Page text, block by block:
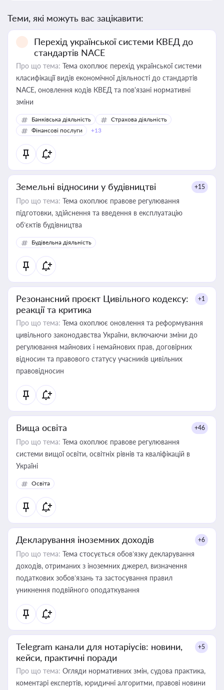
Теми, які можуть вас зацікавити:
Перехід української системи КВЕД до
стандартів NACE
Про що тема: Тема охоплює перехід української системи
класифікації видів економічної діяльності до стандартів
NACE, оновлення кодів КВЕД та пов'язані нормативні
зміни
Банківська діяльність
Страхова діяльність
Фінансові послуги
+13
Земельні відносини у будівництві +15
Про що тема: Тема охоплює правове регулювання
підготовки, здійснення та введення в експлуатацію
об’єктів будівництва
Будівельна діяльність
Резонансний проєкт Цивільного кодексу:
реакції та критика
+1
Про що тема: Тема охоплює оновлення та реформування
цивільного законодавства України, включаючи зміни до
регулювання майнових і немайнових прав, договірних
відносин та правового статусу учасників цивільних
правовідносин
Вища освіта +46
Про що тема: Тема охоплює правове регулювання
системи вищої освіти, освітніх рівнів та кваліфікацій в
Україні
Освіта
Декларування іноземних доходів +6
Про що тема: Тема стосується обов’язку декларування
доходів, отриманих з іноземних джерел, визначення
податкових зобов’язань та застосування правил
уникнення подвійного оподаткування
Telegram канали для нотаріусів: новини,
кейси, практичні поради
+5
Про що тема: Огляди нормативних змін, судова практика,
коментарі експертів, юридичні алгоритми, правові новини